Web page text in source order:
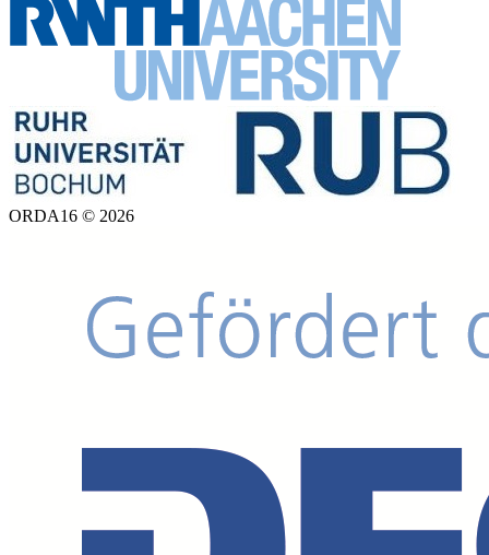
ORDA16 © 2026